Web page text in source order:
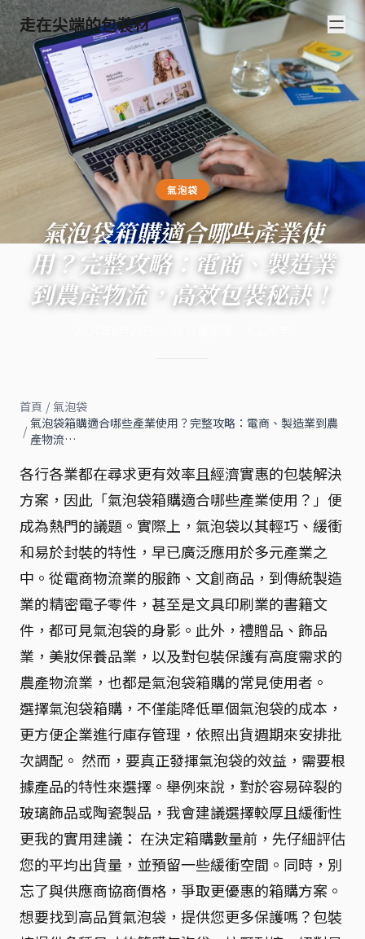
走在尖端的包裝材
氣泡袋
氣泡袋箱購適合哪些產業使
用？完整攻略：電商、製造業
到農產物流，高效包裝秘訣！
首頁 / 氣泡袋
/ 氣泡袋箱購適合哪些產業使用？完整攻略：電商、製造業到農
產物流…
各行各業都在尋求更有效率且經濟實惠的包裝解決
方案，因此「氣泡袋箱購適合哪些產業使用？」便
成為熱門的議題。實際上，氣泡袋以其輕巧、緩衝
和易於封裝的特性，早已廣泛應用於多元產業之
中。從電商物流業的服飾、文創商品，到傳統製造
業的精密電子零件，甚至是文具印刷業的書籍文
件，都可見氣泡袋的身影。此外，禮贈品、飾品
業，美妝保養品業，以及對包裝保護有高度需求的
農產物流業，也都是氣泡袋箱購的常見使用者。
選擇氣泡袋箱購，不僅能降低單個氣泡袋的成本，
更方便企業進行庫存管理，依照出貨週期來安排批
次調配。 然而，要真正發揮氣泡袋的效益，需要根
據產品的特性來選擇。舉例來說，對於容易碎裂的
玻璃飾品或陶瓷製品，我會建議選擇較厚且緩衝性
更我的實用建議： 在決定箱購數量前，先仔細評估
您的平均出貨量，並預留一些緩衝空間。同時，別
忘了與供應商協商價格，爭取更優惠的箱購方案。
想要找到高品質氣泡袋，提供您更多保護嗎？包裝